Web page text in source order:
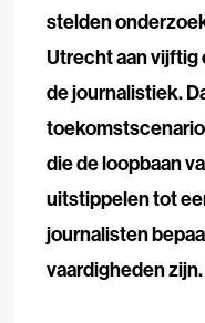
stelden
Utrecht aan vijftig
de journalistiek.
die de loopbaan
uitstippelen tot
journalisten
vaardigheden zijn.